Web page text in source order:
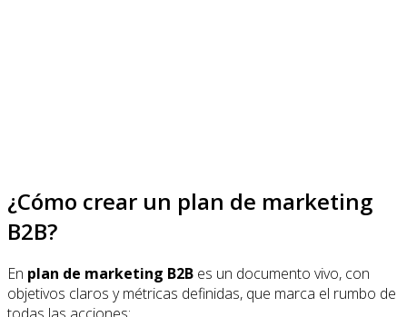
¿Cómo crear un plan de marketing
B2B?
En plan de marketing B2B es un documento vivo, con
objetivos claros y métricas definidas, que marca el rumbo de